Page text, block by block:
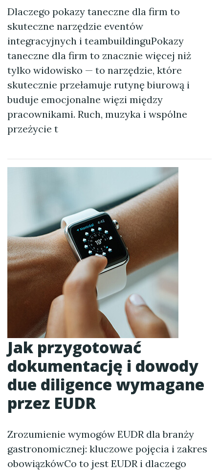
Dlaczego pokazy taneczne dla firm to
skuteczne narzędzie eventów
integracyjnych i teambuildinguPokazy
taneczne dla firm to znacznie więcej niż
tylko widowisko — to narzędzie, które
skutecznie przełamuje rutynę biurową i
buduje emocjonalne więzi między
pracownikami. Ruch, muzyka i wspólne
przeżycie t
Jak przygotować
dokumentację i dowody
due diligence wymagane
przez EUDR
Zrozumienie wymogów EUDR dla branży
gastronomicznej: kluczowe pojęcia i zakres
obowiązkówCo to jest EUDR i dlaczego